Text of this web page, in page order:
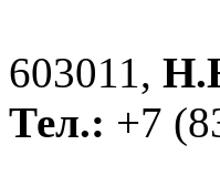
603011,
Тел.: +7